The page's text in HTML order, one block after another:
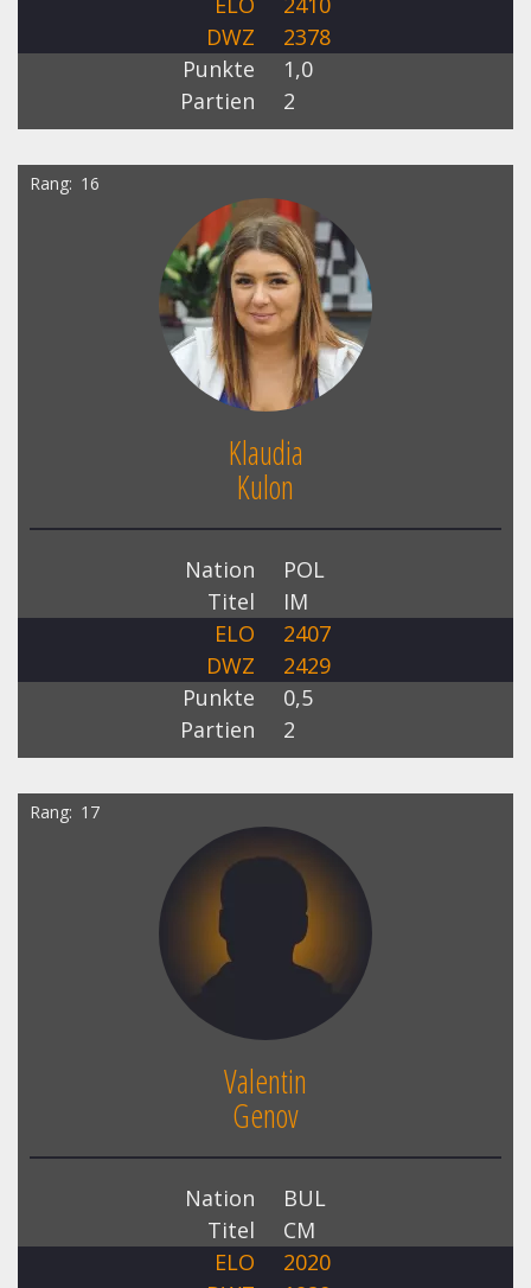
DWZ
2378
Punkte
1,0
Partien
2
Rang 16
Klaudia
Kulon
Nation
POL
Titel
IM
ELO
2407
DWZ
2429
Punkte
0,5
Partien
2
Rang 17
Valentin
Genov
Nation
BUL
Titel
CM
ELO
2020